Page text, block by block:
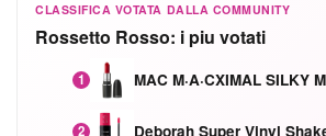
CLASSIFICA VOTATA DALLA COMMUNITY
Rossetto Rosso: i piu votati
1
2 Deborah Super Vinyl